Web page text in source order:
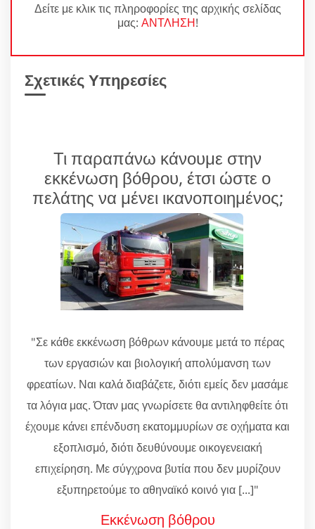
Δείτε με κλικ τις πληροφορίες της αρχικής σελίδας
μας: ΑΝΤΛΗΣΗ!
Σχετικές Υπηρεσίες
Τι παραπάνω κάνουμε στην
εκκένωση βόθρου, έτσι ώστε ο
πελάτης να μένει ικανοποιημένος;
"Σε κάθε εκκένωση βόθρων κάνουμε μετά το πέρας
των εργασιών και βιολογική απολύμανση των
φρεατίων. Ναι καλά διαβάζετε, διότι εμείς δεν μασάμε
τα λόγια μας. Όταν μας γνωρίσετε θα αντιληφθείτε ότι
έχουμε κάνει επένδυση εκατομμυρίων σε οχήματα και
εξοπλισμό, διότι δευθύνουμε οικογενειακή
επιχείρηση. Με σύγχρονα βυτία που δεν μυρίζουν
εξυπηρετούμε το αθηναϊκό κοινό για [...]"
Εκκένωση βόθρου